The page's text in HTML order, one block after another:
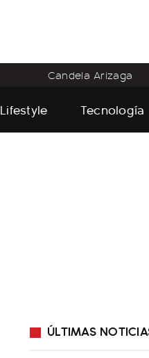
Candela Arizaga
Lifestyle Tecnología
ÚLTIMAS